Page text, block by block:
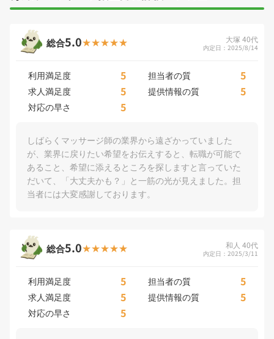
総合5.0 大塚 40代
内定日：2025/8/14
利用満足度 5 担当者の質 5
求人満足度 5 提供情報の質 5
対応の早さ 5
しばらくマッサージ師の業界から遠ざかっていました
が、業界に戻りたい希望をお伝えすると、転職が可能で
あること、希望に添えるところを探しますと言っていた
だいて、「大丈夫かも？」と一筋の光が見えました。担
当者には大変感謝しております。
総合5.0 和人 40代
内定日：2025/3/11
利用満足度 5 担当者の質 5
求人満足度 5 提供情報の質 5
対応の早さ 5